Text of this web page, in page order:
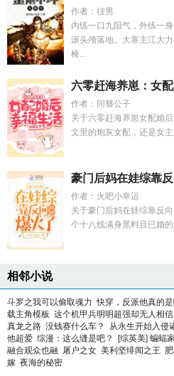
作者：徍男
内练一口九阳气，外练一
滚头颅落地。大寨主江大
椅...
六零赶海养崽：女
作者：同簪公子
关于六零赶海养崽女配婚
文里的炮灰女配，还是女
豪门后妈在娃综靠
作者：火吧小幸运
关于豪门后妈在娃综靠反
个十八线满身黑料且已婚
相邻小说
斗罗之我可以偷取魂力 快穿，反派他真的
载主角模板 这个机甲兵明明超强却无人相信
真龙之路 没钱赛什么车？ 从永生开始入侵
他超爱 综漫：这么缝是吧？ [综英美] 蝙蝠
融合观众也融 屠户之女 美利坚绯闻之王
嫁 夜海的秘密